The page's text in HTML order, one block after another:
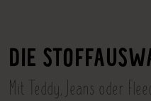
DIE
Mit Teddy, Jeans oder